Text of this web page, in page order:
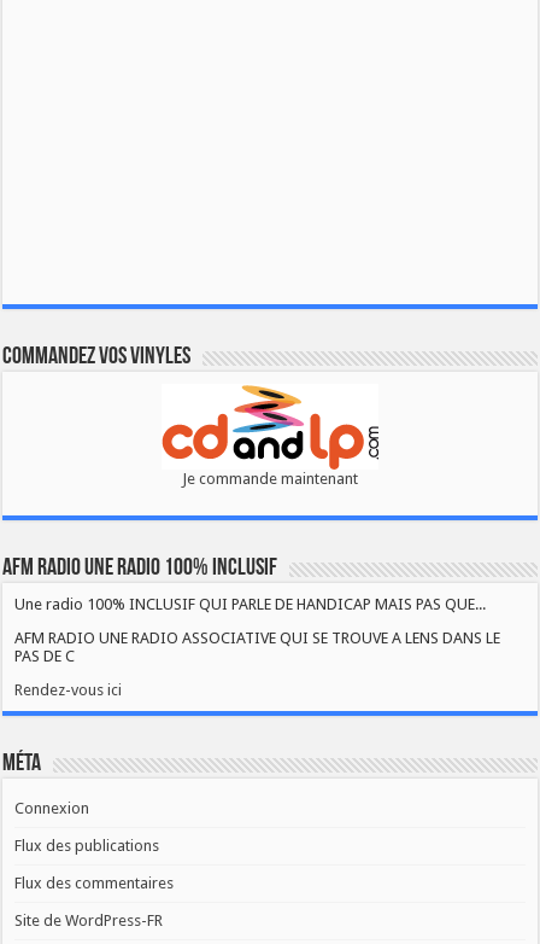
Commandez vos vinyles
Je commande maintenant
AFM RADIO UNE RADIO 100% INCLUSIF
Une radio 100% INCLUSIF QUI PARLE DE HANDICAP MAIS PAS QUE...
AFM RADIO UNE RADIO ASSOCIATIVE QUI SE TROUVE A LENS DANS LE
PAS DE C
Rendez-vous ici
Méta
Connexion
Flux des publications
Flux des commentaires
Site de WordPress-FR